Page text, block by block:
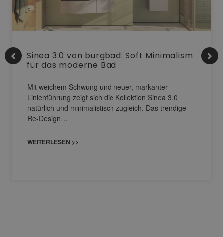
Sinea 3.0 von burgbad: Soft Minimalism
für das moderne Bad
Mit weichem Schwung und neuer, markanter
Linienführung zeigt sich die Kollektion Sinea 3.0
natürlich und minimalistisch zugleich. Das trendige
Re-Design…
WEITERLESEN >>